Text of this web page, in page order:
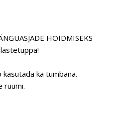
HOIDMISEKS
ka tumbana.
ruumi.